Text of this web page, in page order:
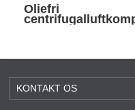
Oliefri
KONTAKT OS